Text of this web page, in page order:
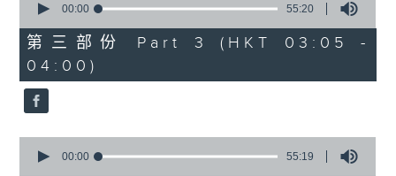
seconds
55
minutes,
20
seconds
00:00 55:20
第三部份 Part 3 (HKT 03:05 -
04:00)
seconds
00:00 55:19